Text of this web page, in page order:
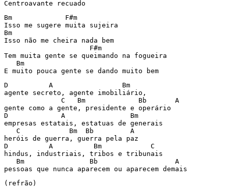
Bm             F#m
Isso me sugere muita sujeira
Bm
Isso não me cheira nada bem
                     F#m
Tem muita gente se queimando na fogueira
   Bm
D          A                 Bm
agente secreto, agente imobiliário,
              C   Bm             Bb       A
gente como a gente, presidente e operário
D             A                Bm
empresas estatais, estatuas de generais
   C            Bm  Bb         A
heróis de guerra, guerra pela paz
D          A          Bm            C
hindus, industriais, tribos e tribunais
   Bm                Bb                   A